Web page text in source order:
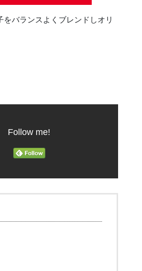
バランスよくブレンドしオリ
Follow me!